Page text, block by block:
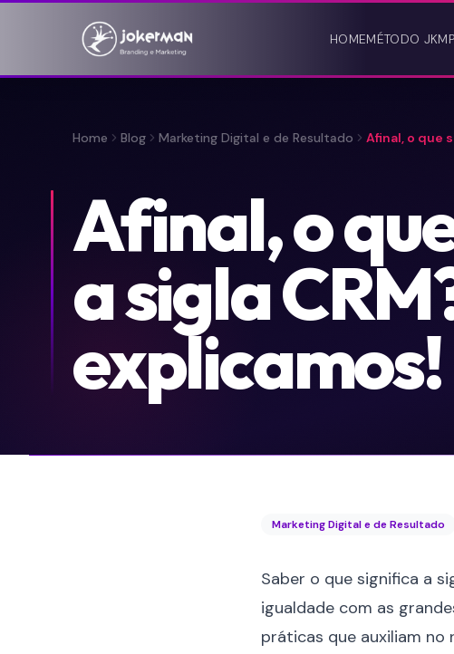
HOMEMÉTODO JKM
Home Blog Marketing Digital e de Resultado Afinal, o que
Afinal, o
a sigla
explicamos!
Marketing Digital e de Resultado
Saber o que significa a
igualdade com as
práticas que auxiliam no